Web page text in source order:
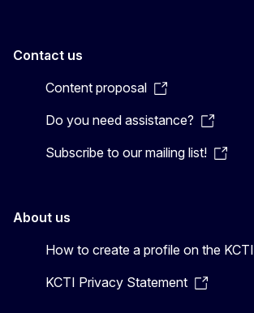
Contact us
Content proposal
Do you need assistance?
Subscribe to our mailing list!
About us
How to create a profile on the KCTI
KCTI Privacy Statement